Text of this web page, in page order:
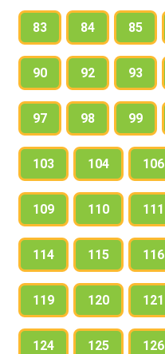
83 84 85
90 92 93
97 98 99
103 104 106
109 110 111
114 115 116
119 120 121
124 125 126